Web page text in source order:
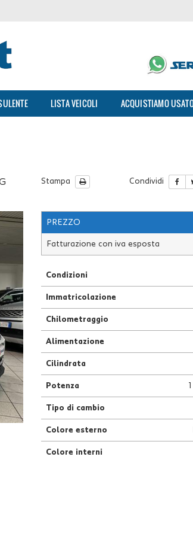
LISTA VEICOLI ACQUISTIAMO
Stampa Condividi
PREZZO
Fatturazione con iva esposta
Condizioni
Immatricolazione
Chilometraggio
Alimentazione
Cilindrata
Potenza
Tipo di cambio
Colore esterno
Colore interni